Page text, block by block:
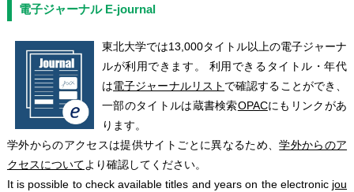
電子ジャーナル E-journal
東北大学では13,000タイトル以上の電子ジャーナ
ルが利用できます。 利用できるタイトル・年代
は電子ジャーナルリスト で確認することができ、
一部のタイトルは蔵書検索OPACにもリンクがあ
ります。
学外からのアクセスは提供サイトごとに異なるため、学外からのア
クセスについてより確認してください。
It is possible to check available titles and years on the electronic jou